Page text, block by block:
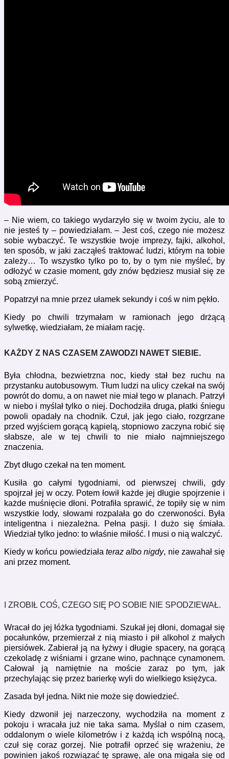
– Nie wiem, co takiego wydarzyło się w twoim życiu, ale to
nie jesteś ty – powiedziałam. – Jest coś, czego nie możesz
sobie wybaczyć. Te wszystkie twoje imprezy, fajki, alkohol,
ten sposób, w jaki zacząłeś traktować ludzi, którym na tobie
zależy… To wszystko tylko po to, by o tym nie myśleć, by
odłożyć w czasie moment, gdy znów będziesz musiał się ze
sobą zmierzyć.
Popatrzył na mnie przez ułamek sekundy i coś w nim pękło.
Kiedy po chwili trzymałam w ramionach jego drżącą
sylwetkę, wiedziałam, że miałam rację.
KAŻDY Z NAS CZASEM ZAWODZI NAWET SIEBIE.
Była chłodna, bezwietrzna noc, kiedy stał bez ruchu na
przystanku autobusowym. Tłum ludzi na ulicy czekał na swój
powrót do domu, a on nawet nie miał tego w planach. Patrzył
w niebo i myślał tylko o niej. Dochodziła druga, płatki śniegu
powoli opadały na chodnik. Czuł, jak jego ciało, rozgrzane
przed wyjściem gorącą kąpielą, stopniowo zaczyna robić się
słabsze, ale w tej chwili to nie miało najmniejszego
znaczenia.
Zbyt długo czekał na ten moment.
Kusiła go całymi tygodniami, od pierwszej chwili, gdy
spojrzał jej w oczy. Potem łowił każde jej długie spojrzenie i
każde muśnięcie dłoni. Potrafiła sprawić, że topiły się w nim
wszystkie lody, słowami rozpalała go do czerwoności. Była
inteligentna i niezależna. Pełna pasji. I dużo się śmiała.
Wiedział tylko jedno: to właśnie miłość. I musi o nią walczyć.
Kiedy w końcu powiedziała teraz albo nigdy, nie zawahał się
ani przez moment.
I ZROBIŁ COŚ, CZEGO SIĘ PO SOBIE NIE SPODZIEWAŁ.
Wracał do jej łóżka tygodniami. Szukał jej dłoni, domagał się
pocałunków, przemierzał z nią miasto i pił alkohol z małych
piersiówek. Zabierał ją na łyżwy i długie spacery, na gorącą
czekoladę z wiśniami i grzane wino, pachnące cynamonem.
Całował ją namiętnie na moście zaraz po tym, jak
przechylając się przez barierkę wyli do wielkiego księżyca.
Zasada był jedna. Nikt nie może się dowiedzieć.
Kiedy dzwonił jej narzeczony, wychodziła na moment z
pokoju i wracała już nie taka sama. Myślał o nim czasem,
oddalonym o wiele kilometrów i z każdą ich wspólną nocą,
czuł się coraz gorzej. Nie potrafił oprzeć się wrażeniu, że
powinien jakoś rozwiązać tę sprawę, ale ona migała się od